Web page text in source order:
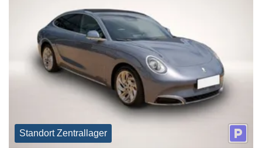
Standort Zentrallager